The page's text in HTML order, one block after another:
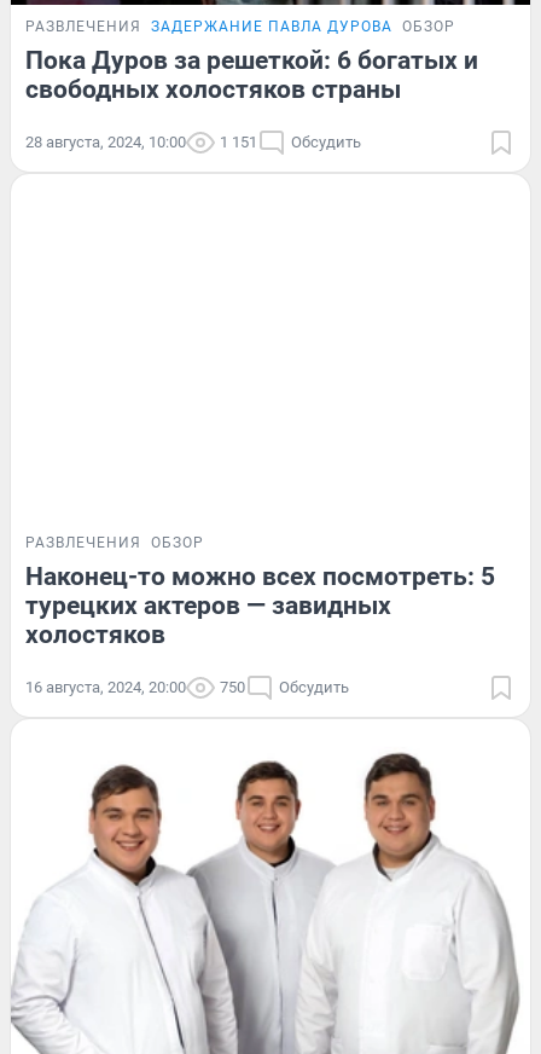
РАЗВЛЕЧЕНИЯ ЗАДЕРЖАНИЕ ПАВЛА ДУРОВА ОБЗОР
Пока Дуров за решеткой: 6 богатых и
свободных холостяков страны
28 августа, 2024, 10:00 1 151 Обсудить
РАЗВЛЕЧЕНИЯ ОБЗОР
Наконец-то можно всех посмотреть: 5
турецких актеров — завидных
холостяков
16 августа, 2024, 20:00 750 Обсудить